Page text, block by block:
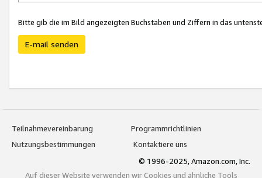
Bitte gib die im Bild angezeigten Buchstaben und Ziffern in das
E-mail senden
Teilnahmevereinbarung
Programmrichtlinien
Nutzungsbestimmungen
Kontaktiere uns
© 1996-2025, Amazon.com, Inc.
Auf dieser Website verwenden wir Cookies und ähnliche Tools